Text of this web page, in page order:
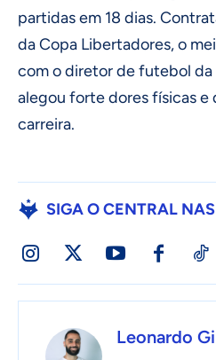
partidas em 18 dias.
da Copa Libertadores, o
com o diretor de futebol
alegou forte dores físicas e
carreira.
SIGA O CENTRAL
Leonardo